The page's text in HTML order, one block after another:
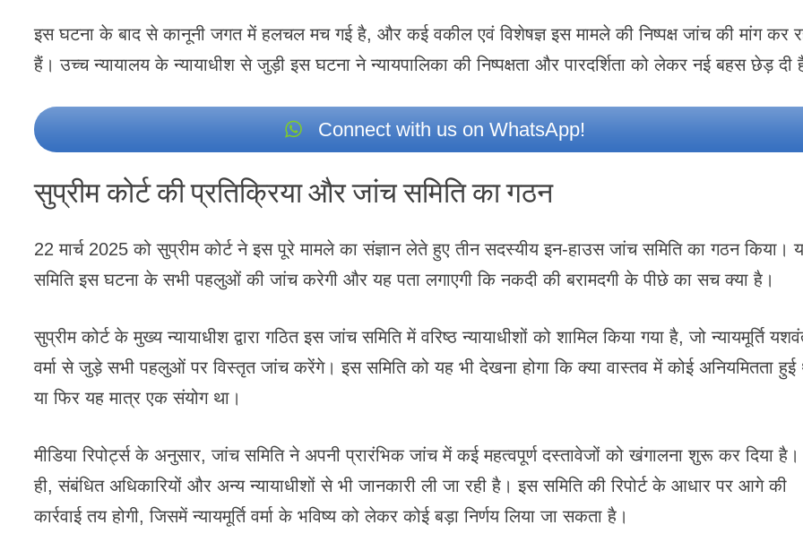
इस घटना के बाद से कानूनी जगत में हलचल मच गई है, और कई वकील एवं विशेषज्ञ इस मामले की निष्पक्ष जांच की मांग कर
हैं। उच्च न्यायालय के न्यायाधीश से जुड़ी इस घटना ने न्यायपालिका की निष्पक्षता और पारदर्शिता को लेकर नई बहस छेड़ दी
Connect with us on WhatsApp!
सुप्रीम कोर्ट की प्रतिक्रिया और जांच समिति का गठन
22 मार्च 2025 को सुप्रीम कोर्ट ने इस पूरे मामले का संज्ञान लेते हुए तीन सदस्यीय इन-हाउस जांच समिति का गठन किया।
समिति इस घटना के सभी पहलुओं की जांच करेगी और यह पता लगाएगी कि नकदी की बरामदगी के पीछे का सच क्या है।
सुप्रीम कोर्ट के मुख्य न्यायाधीश द्वारा गठित इस जांच समिति में वरिष्ठ न्यायाधीशों को शामिल किया गया है, जो न्यायमूर्ति
वर्मा से जुड़े सभी पहलुओं पर विस्तृत जांच करेंगे। इस समिति को यह भी देखना होगा कि क्या वास्तव में कोई अनियमितता हुई
या फिर यह मात्र एक संयोग था।
मीडिया रिपोर्ट्स के अनुसार, जांच समिति ने अपनी प्रारंभिक जांच में कई महत्वपूर्ण दस्तावेजों को खंगालना शुरू कर दिया
ही, संबंधित अधिकारियों और अन्य न्यायाधीशों से भी जानकारी ली जा रही है। इस समिति की रिपोर्ट के आधार पर आगे की
कार्रवाई तय होगी, जिसमें न्यायमूर्ति वर्मा के भविष्य को लेकर कोई बड़ा निर्णय लिया जा सकता है।